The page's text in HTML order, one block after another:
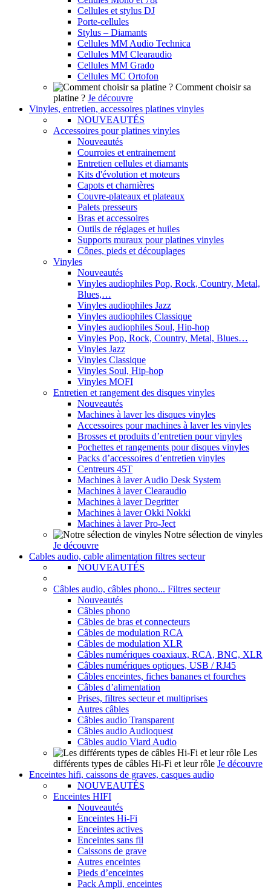
Cellules et stylus DJ
Porte-cellules
Stylus – Diamants
Cellules MM Audio Technica
Cellules MM Clearaudio
Cellules MM Grado
Cellules MC Ortofon
Comment choisir sa
platine ? Je découvre
Vinyles, entretien, accessoires platines vinyles
NOUVEAUTÉS
Accessoires pour platines vinyles
Nouveautés
Courroies et entrainement
Entretien cellules et diamants
Kits d'évolution et moteurs
Capots et charnières
Couvre-plateaux et plateaux
Palets presseurs
Bras et accessoires
Outils de réglages et huiles
Supports muraux pour platines vinyles
Cônes, pieds et découplages
Vinyles
Nouveautés
Vinyles audiophiles Pop, Rock, Country, Metal,
Blues,…
Vinyles audiophiles Jazz
Vinyles audiophiles Classique
Vinyles audiophiles Soul, Hip-hop
Vinyles Pop, Rock, Country, Metal, Blues…
Vinyles Jazz
Vinyles Classique
Vinyles Soul, Hip-hop
Vinyles MOFI
Entretien et rangement des disques vinyles
Nouveautés
Machines à laver les disques vinyles
Accessoires pour machines à laver les vinyles
Brosses et produits d’entretien pour vinyles
Pochettes et rangements pour disques vinyles
Packs d’accessoires d’entretien vinyles
Centreurs 45T
Machines à laver Audio Desk System
Machines à laver Clearaudio
Machines à laver Degritter
Machines à laver Okki Nokki
Machines à laver Pro-Ject
Notre sélection de vinyles
Je découvre
Cables audio, cable alimentation filtres secteur
NOUVEAUTÉS
Câbles audio, câbles phono... Filtres secteur
Nouveautés
Câbles phono
Câbles de bras et connecteurs
Câbles de modulation RCA
Câbles de modulation XLR
Câbles numériques coaxiaux, RCA, BNC, XLR
Câbles numériques optiques, USB / RJ45
Câbles enceintes, fiches bananes et fourches
Câbles d’alimentation
Prises, filtres secteur et multiprises
Autres câbles
Câbles audio Transparent
Câbles audio Audioquest
Câbles audio Viard Audio
Les
différents types de câbles Hi-Fi et leur rôle Je découvre
Enceintes hifi, caissons de graves, casques audio
NOUVEAUTÉS
Enceintes HIFI
Nouveautés
Enceintes Hi-Fi
Enceintes actives
Enceintes sans fil
Caissons de grave
Autres enceintes
Pieds d’enceintes
Pack Ampli, enceintes